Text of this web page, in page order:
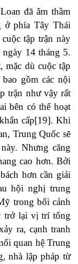
đã âm thầm
ở phía Tây Thái
tập trận này
ngày 14 tháng 5.
mặc dù cuộc tập
gồm các nội
trận như vậy rất
bên có thể hoạt
cấp[19]. Khi
Trung Quốc sẽ
Nhưng căng
cao hơn. Bởi
hơn cần giải
hội nghị trung
trong bối cảnh
trở lại vị trí tổng
ra, cạnh tranh
quan hệ Trung
nhà lập pháp từ